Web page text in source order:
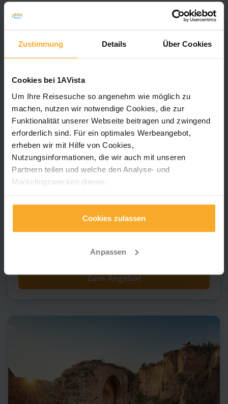
Zustimmung Details Über Cookies
Cookies bei 1AVista
Um Ihre Reisesuche so angenehm wie möglich zu
machen, nutzen wir notwendige Cookies, die zur
Funktionalität unserer Webseite beitragen und zwingend
erforderlich sind. Für ein optimales Werbeangebot,
erheben wir mit Hilfe von Cookies,
Nutzungsinformationen, die wir auch mit unseren
Partnern teilen und welche den Analyse- und
Marketingzwecken dienen.
Für unsere neue App „Mein 1AVista" nutzen wir
notwendige Cookies, die zur Funktionalität unserer App
beitragen und zwingend erforderlich sind.
Cookies zulassen
Anpassen
Kleingruppenreise
4.1 / 5 11
in Albanien
· Halbpension
Karte
Zum Angebot